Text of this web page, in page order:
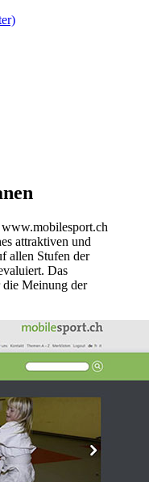
attraktiven und
allen Stufen der
Das
die Meinung der